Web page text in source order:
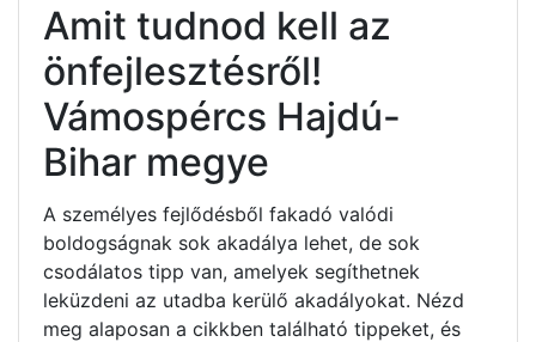
Amit tudnod kell az
önfejlesztésről!
Vámospércs Hajdú-
Bihar megye
A személyes fejlődésből fakadó valódi
boldogságnak sok akadálya lehet, de sok
csodálatos tipp van, amelyek segíthetnek
leküzdeni az utadba kerülő akadályokat. Nézd
meg alaposan a cikkben található tippeket, és